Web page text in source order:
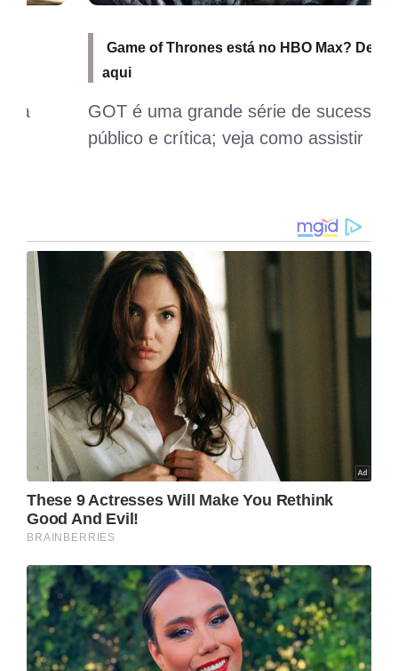
Game of Thrones está no HBO Max? Descubra
GOT é uma grande série de sucesso de
público e crítica; veja como assistir